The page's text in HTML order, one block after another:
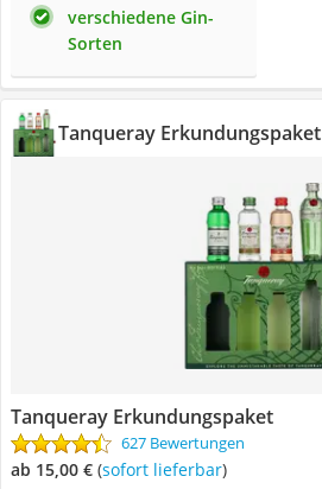
verschiedene Gin-
Sorten
Tanqueray Erkundungspaket
Tanqueray Erkundungspaket
627 Bewertungen
ab 15,00 € ( Sofort lieferbar)